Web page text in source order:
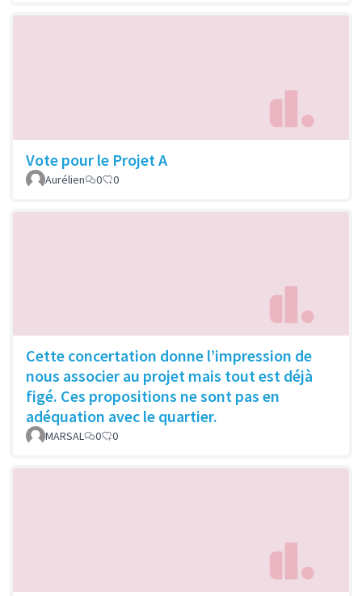
Vote pour le Projet A
Aurélien 0 0
Cette concertation donne l’impression de
nous associer au projet mais tout est déjà
figé. Ces propositions ne sont pas en
adéquation avec le quartier.
MARSAL 0 0